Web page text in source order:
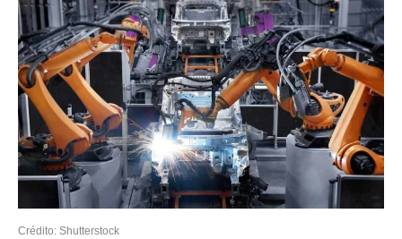
Crédito: Shutterstock